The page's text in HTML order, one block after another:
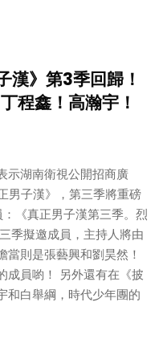
漢》第3季回歸！
程鑫！高瀚宇！
示湖南衛視公開招商廣
男子漢》，第三季將重磅
《真正男子漢第三季。烈
季擬邀成員，主持人將由
則是張藝興和劉昊然！
成員喲！ 另外還有在《披
和白舉綱，時代少年團的